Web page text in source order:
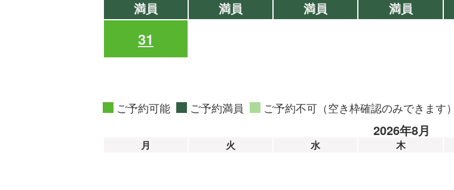
満員 満員 満員 満員
31
ご予約可能 ご予約満員 ご予約不可（空き枠確認のみできます）
2026年8月
月 火 水 木